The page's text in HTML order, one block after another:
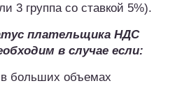
3 группа со ставкой 5%).
плательщика НДС
в случае если:
больших объемах